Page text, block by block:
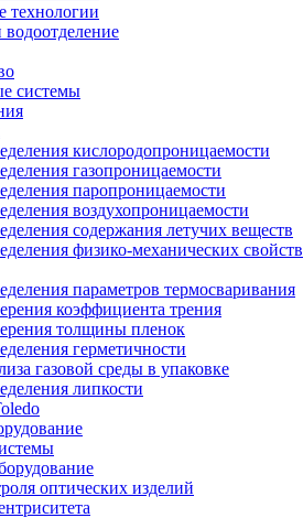
системы
кислородопроницаемости
газопроницаемости
паропроницаемости
воздухопроницаемости
содержания летучих веществ
физико-механических свойств
параметров термосваривания
коэффициента трения
толщины пленок
герметичности
газовой среды в упаковке
липкости
оптических изделий